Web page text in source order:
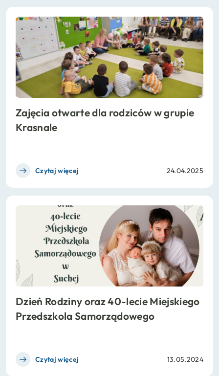
Zajęcia otwarte dla rodziców w grupie
Krasnale
Czytaj więcej 24.04.2025
Dzień Rodziny oraz 40-lecie Miejskiego
Przedszkola Samorządowego
Czytaj więcej 13.05.2024